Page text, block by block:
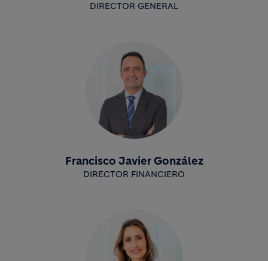
DIRECTOR GENERAL
Francisco Javier González
DIRECTOR FINANCIERO